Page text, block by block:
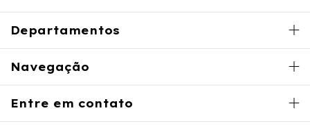
Departamentos
Navegação
Entre em contato